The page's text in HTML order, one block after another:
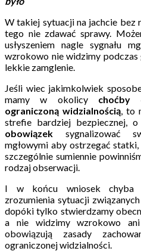
W takiej sytuacji na jachcie bez
tego nie zdawać sprawy.
usłyszeniem nagle sygnału
wzrokowo nie widzimy
lekkie zamglenie.
Jeśli wiec jakimkolwiek
mamy w okolicy choćby
ograniczoną widzialnością, to
strefie bardziej bezpiecznej, o
obowiązek sygnalizować
mgłowymi aby ostrzegać
szczególnie sumiennie
rodzaj obserwacji.
I w końcu wniosek chyba
zrozumienia sytuacji
dopóki tylko stwierdzamy
a nie widzimy wzrokowo
obowiązują zasady
ograniczonej widzialności.